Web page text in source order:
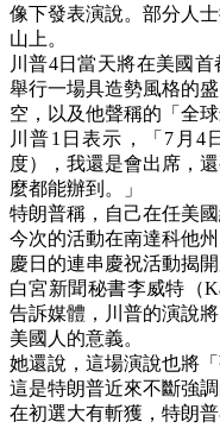
像下發表演說。部分人
山上。
川普4日當天將在美國首
舉行一場具造勢風格的
空，以及他聲稱的「全球
川普1日表示，「7月4
度），我還是會出席，
麼都能辦到。」
特朗普稱，自己在任美
今次的活動在南達科他
慶日的連串慶祝活動揭開
白宮新聞秘書李威特（
告訴媒體，川普的演說
美國人的意義。
她還說，這場演說也將
這是特朗普近來不斷強
在初選大有斬獲，特朗